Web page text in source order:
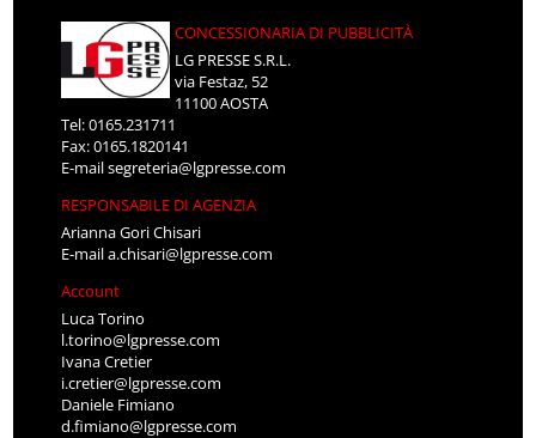
CONCESSIONARIA DI PUBBLICITÀ
LG PRESSE S.R.L.
via Festaz, 52
11100 AOSTA
Tel: 0165.231711
Fax: 0165.1820141
E-mailsegreteria@lgpresse.com
RESPONSABILE DI AGENZIA
Arianna Gori Chisari
E-maila.chisari@lgpresse.com
Account
Luca Torino
l.torino@lgpresse.com
Ivana Cretier
i.cretier@lgpresse.com
Daniele Fimiano
d.fimiano@lgpresse.com